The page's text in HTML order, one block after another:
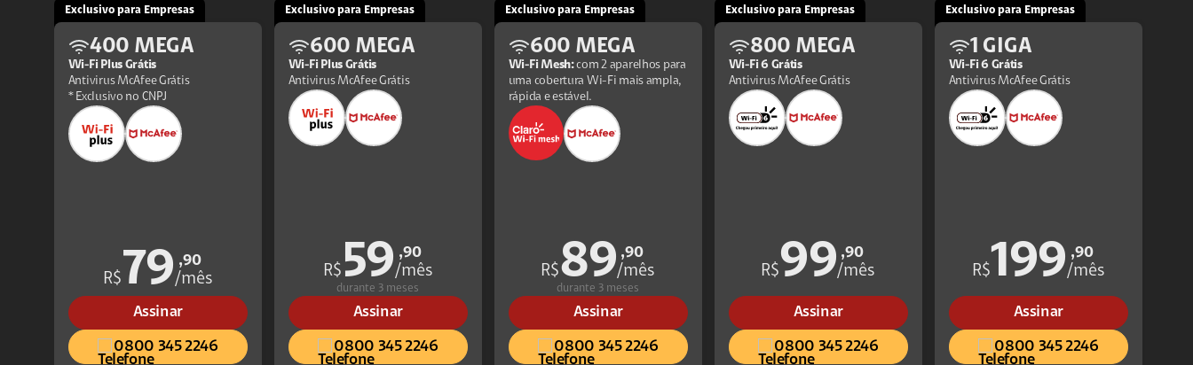
Exclusivo para Empresas
400 MEGA
Wi-Fi Plus Grátis
Antivirus McAfee Grátis
* Exclusivo no CNPJ
R$79 ,90
/mês
Assinar
0800 345 2246
Exclusivo para Empresas
600 MEGA
Wi-Fi Plus Grátis
Antivirus McAfee Grátis
R$ 59 ,90
/mês
durante 3 meses
Assinar
0800 345 2246
Exclusivo para Empresas
600 MEGA
Wi-Fi Mesh:com 2 aparelhos para
uma cobertura Wi-Fi mais ampla,
rápida e estável.
R$89 ,90
/mês
durante 3 meses
Assinar
0800 345 2246
Exclusivo para Empresas
800 MEGA
Wi-Fi 6 Grátis
Antivirus McAfee Grátis
R$99 ,90
/mês
Assinar
0800 345 2246
Exclusivo para Empresas
1 GIGA
Wi-Fi 6 Grátis
Antivirus McAfee Grátis
R$199 ,90
/mês
Assinar
0800 345 2246